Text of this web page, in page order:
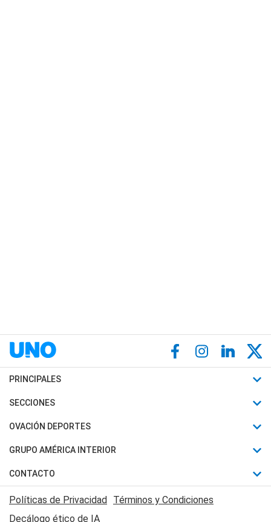
PRINCIPALES
Últimas Noticias
Política
Judiciales
Economia
SECCIONES
Horóscopo
Motores
Trucos caseros
Series y Películas
OVACIÓN DEPORTES
Fútbol
Mundial
Automovilismo
Rugby
GRUPO AMÉRICA INTERIOR
Canal 7 en Vivo
CONTACTO
Acerca de Nosotros
Contactanos
Políticas de Privacidad Términos y Condiciones
Decálogo ético de IA